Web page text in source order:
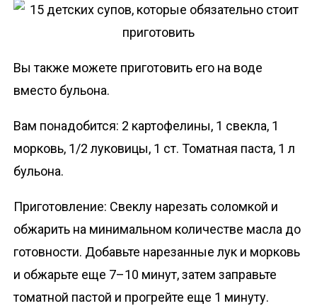
Вы также можете приготовить его на воде
вместо бульона.
Вам понадобится: 2 картофелины, 1 свекла, 1
морковь, 1/2 луковицы, 1 ст. Томатная паста, 1 л
бульона.
Приготовление: Свеклу нарезать соломкой и
обжарить на минимальном количестве масла до
готовности. Добавьте нарезанные лук и морковь
и обжарьте еще 7–10 минут, затем заправьте
томатной пастой и прогрейте еще 1 минуту.